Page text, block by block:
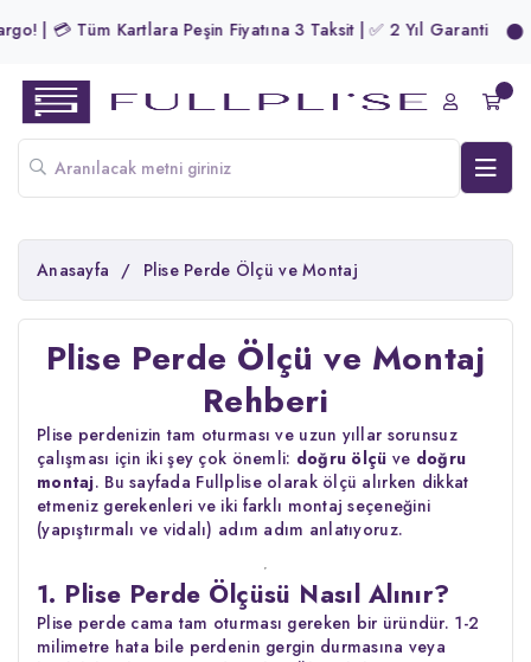
| 💳 Tüm Kartlara Peşin Fiyatına 3 Taksit | ✅ 2 Yıl Garanti
Anasayfa / Plise Perde Ölçü ve Montaj
Plise Perde Ölçü ve Montaj
Rehberi
Plise perdenizin tam oturması ve uzun yıllar sorunsuz
çalışması için iki şey çok önemli: doğru ölçü ve doğru
montaj. Bu sayfada Fullplise olarak ölçü alırken dikkat
etmeniz gerekenleri ve iki farklı montaj seçeneğini
(yapıştırmalı ve vidalı) adım adım anlatıyoruz.
1. Plise Perde Ölçüsü Nasıl Alınır?
Plise perde cama tam oturması gereken bir üründür. 1-2
milimetre hata bile perdenin gergin durmasına veya